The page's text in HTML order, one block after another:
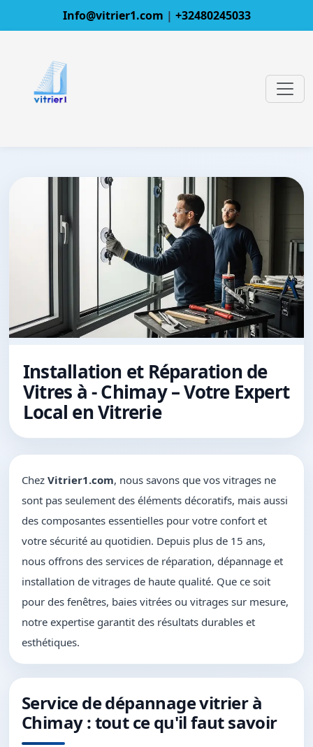
Info@vitrier1.com | +32480245033
Installation et Réparation de
Vitres à - Chimay – Votre Expert
Local en Vitrerie
Chez Vitrier1.com, nous savons que vos vitrages ne
sont pas seulement des éléments décoratifs, mais aussi
des composantes essentielles pour votre confort et
votre sécurité au quotidien. Depuis plus de 15 ans,
nous offrons des services de réparation, dépannage et
installation de vitrages de haute qualité. Que ce soit
pour des fenêtres, baies vitrées ou vitrages sur mesure,
notre expertise garantit des résultats durables et
esthétiques.
Service de dépannage vitrier à
Chimay : tout ce qu'il faut savoir